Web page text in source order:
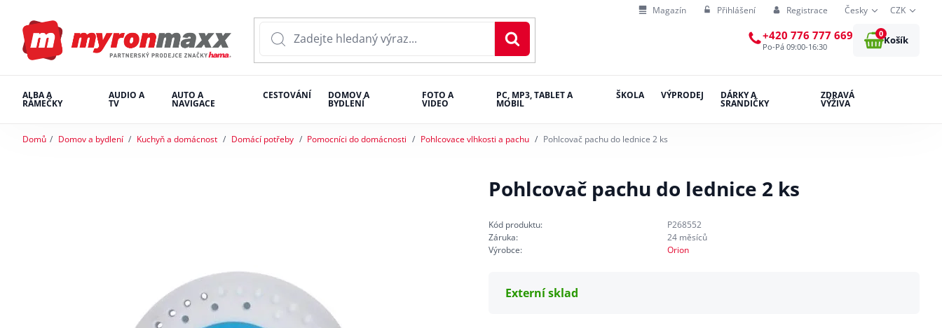
Magazín Přihlášení Registrace Česky CZK
+420 776 777 669
Po-Pá 09:00-16:30
0
Košík
ALBA A
RÁMEČKY
AUDIO A
TV
AUTO A
NAVIGACE
CESTOVÁNÍ DOMOV A
BYDLENÍ
FOTO A
VIDEO
PC, MP3, TABLET A
MOBIL
ŠKOLA VÝPRODEJ DÁRKY A
SRANDIČKY
ZDRAVÁ
VÝŽIVA
Domů Domov a bydlení Kuchyň a domácnost Domácí potřeby Pomocníci do domácnosti Pohlcovace vlhkosti a pachu Pohlcovač pachu do lednice 2 ks
Pohlcovač pachu do lednice 2 ks
Kód produktu:
P268552
Záruka:
24 měsíců
Výrobce:
Orion
Externí sklad